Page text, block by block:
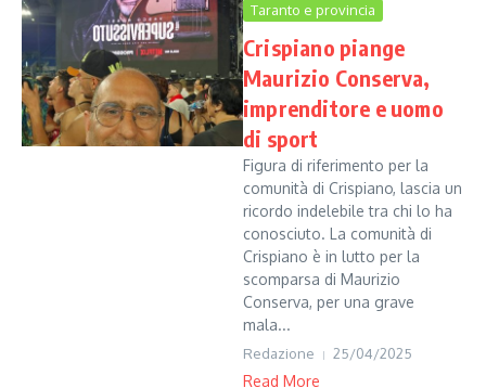
Taranto e provincia
Crispiano piange
Maurizio Conserva,
imprenditore e uomo
di sport
Figura di riferimento per la
comunità di Crispiano, lascia un
ricordo indelebile tra chi lo ha
conosciuto. La comunità di
Crispiano è in lutto per la
scomparsa di Maurizio
Conserva, per una grave
mala...
Redazione 25/04/2025
Read More